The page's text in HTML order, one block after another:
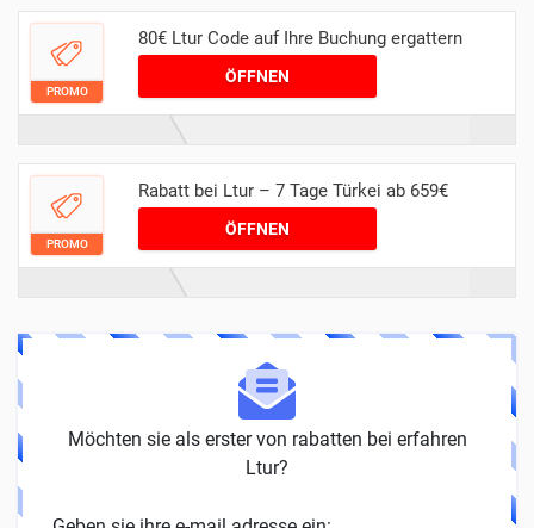
PROMO
80€ Ltur Code auf Ihre Buchung ergattern
ÖFFNEN
PROMO
Rabatt bei Ltur – 7 Tage Türkei ab 659€
ÖFFNEN
Möchten sie als erster von rabatten bei erfahren
Ltur?